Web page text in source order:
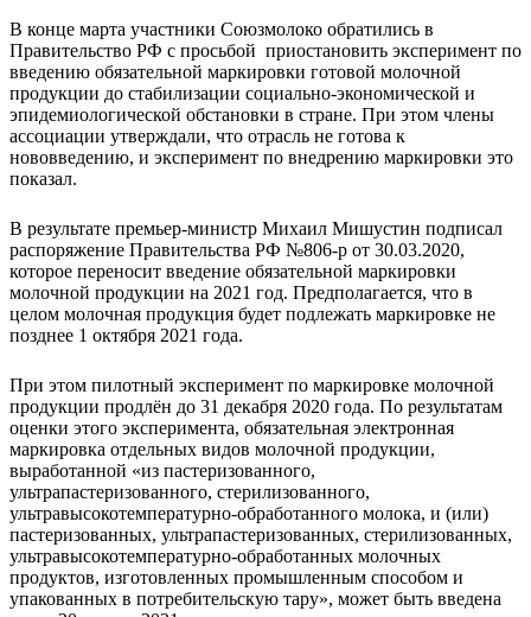
В конце марта участники Союзмолоко обратились в
Правительство РФ с просьбой приостановить эксперимент по
введению обязательной маркировки готовой молочной
продукции до стабилизации социально-экономической и
эпидемиологической обстановки в стране. При этом члены
ассоциации утверждали, что отрасль не готова к
нововведению, и эксперимент по внедрению маркировки это
показал.
В результате премьер-министр Михаил Мишустин подписал
распоряжение Правительства РФ №806-р от 30.03.2020,
которое переносит введение обязательной маркировки
молочной продукции на 2021 год. Предполагается, что в
целом молочная продукция будет подлежать маркировке не
позднее 1 октября 2021 года.
При этом пилотный эксперимент по маркировке молочной
продукции продлён до 31 декабря 2020 года. По результатам
оценки этого эксперимента, обязательная электронная
маркировка отдельных видов молочной продукции,
выработанной «из пастеризованного,
ультрапастеризованного, стерилизованного,
ультравысокотемпературно-обработанного молока, и (или)
пастеризованных, ультрапастеризованных, стерилизованных,
ультравысокотемпературно-обработанных молочных
продуктов, изготовленных промышленным способом и
упакованных в потребительскую тару», может быть введена